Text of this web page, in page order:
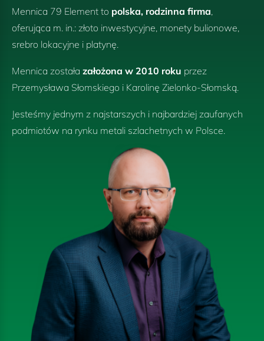
Mennica 79 Element to polska, rodzinna firma,
oferująca m. in.: złoto inwestycyjne, monety bulionowe,
srebro lokacyjne i platynę.
Mennica została założona w 2010 roku przez
Przemysława Słomskiego i Karolinę Zielonko-Słomską.
Jesteśmy jednym z najstarszych i najbardziej zaufanych
podmiotów na rynku metali szlachetnych w Polsce.